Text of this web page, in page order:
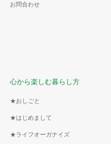
お問合わせ
心から楽しむ暮らし方
★おしごと
★はじめまして
★ライフオーガナイズ